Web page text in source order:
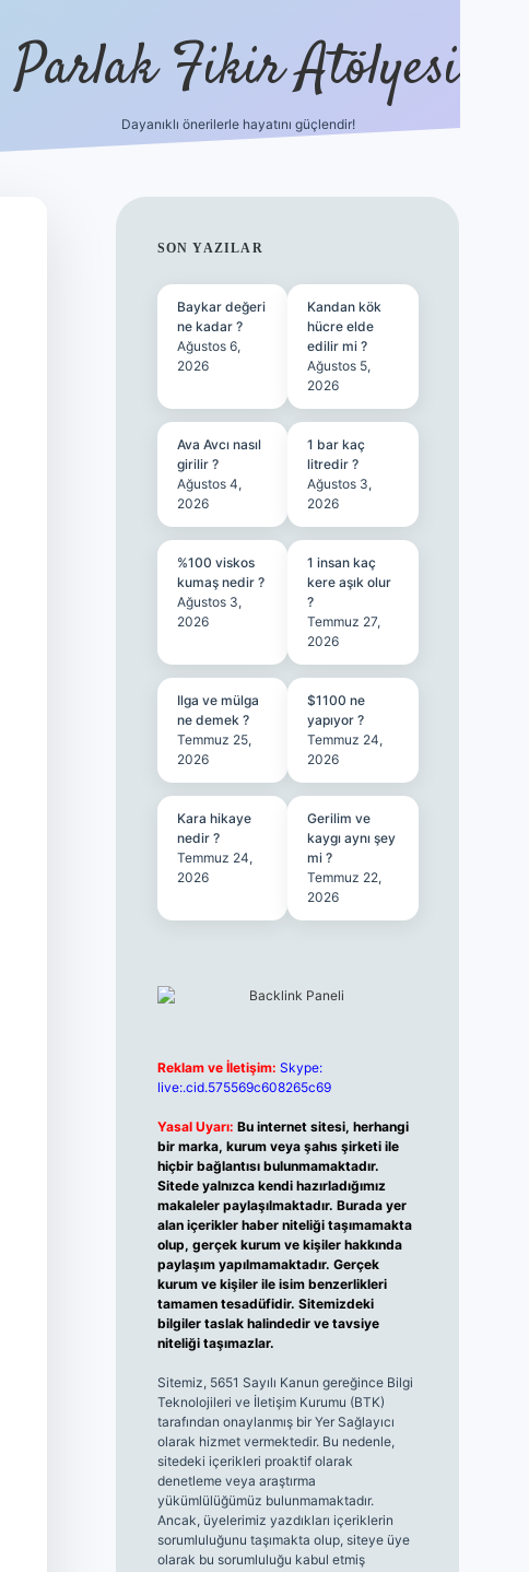
Parlak Fikir Atölyesi
Dayanıklı önerilerle hayatını güçlendir!
SIDEBAR
SON YAZILAR
Baykar değeri
ne kadar ?
Ağustos 6,
2026
Kandan kök
hücre elde
edilir mi ?
Ağustos 5,
2026
Ava Avcı nasıl
girilir ?
Ağustos 4,
2026
1 bar kaç
litredir ?
Ağustos 3,
2026
%100 viskos
kumaş nedir ?
Ağustos 3,
2026
1 insan kaç
kere aşık olur
?
Temmuz 27,
2026
Ilga ve mülga
ne demek ?
Temmuz 25,
2026
$1100 ne
yapıyor ?
Temmuz 24,
2026
Kara hikaye
nedir ?
Temmuz 24,
2026
Gerilim ve
kaygı aynı şey
mi ?
Temmuz 22,
2026
Reklam ve İletişim: Skype:
live:.cid.575569c608265c69
Yasal Uyarı: Bu internet sitesi, herhangi
bir marka, kurum veya şahıs şirketi ile
hiçbir bağlantısı bulunmamaktadır.
Sitede yalnızca kendi hazırladığımız
makaleler paylaşılmaktadır. Burada yer
alan içerikler haber niteliği taşımamakta
olup, gerçek kurum ve kişiler hakkında
paylaşım yapılmamaktadır. Gerçek
kurum ve kişiler ile isim benzerlikleri
tamamen tesadüfidir. Sitemizdeki
bilgiler taslak halindedir ve tavsiye
niteliği taşımazlar.
Sitemiz, 5651 Sayılı Kanun gereğince Bilgi
Teknolojileri ve İletişim Kurumu (BTK)
tarafından onaylanmış bir Yer Sağlayıcı
olarak hizmet vermektedir. Bu nedenle,
sitedeki içerikleri proaktif olarak
denetleme veya araştırma
yükümlülüğümüz bulunmamaktadır.
Ancak, üyelerimiz yazdıkları içeriklerin
sorumluluğunu taşımakta olup, siteye üye
olarak bu sorumluluğu kabul etmiş
ilbet casino